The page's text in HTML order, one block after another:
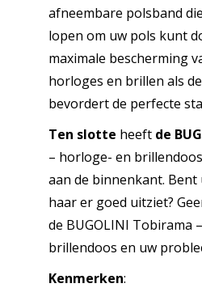
afneembare polsband
lopen om uw pols kunt
maximale bescherming
horloges en brillen als
bevordert de perfecte
Ten slotte heeft de
– horloge- en
aan de binnenkant.
haar er goed uitziet?
de BUGOLINI Tobirama
brillendoos en uw
Kenmerken: